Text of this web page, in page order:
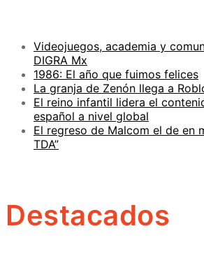
Videojuegos, academia y
DIGRA Mx
1986: El año que fuimos felices
La granja de Zenón llega a
El reino infantil lidera el
español a nivel global
El regreso de Malcom el de en
TDA”
Destacados